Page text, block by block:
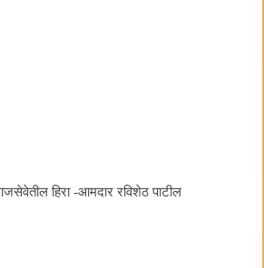
हिरा -आमदार रविशेठ पाटील